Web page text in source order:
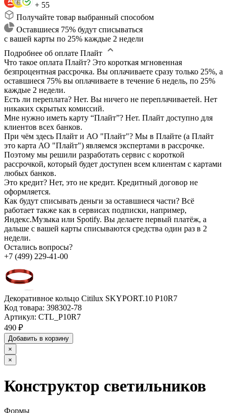
+ 55
Получайте товар выбранный способом
Оставшиеся 75% будут списываться
с вашей карты по 25% каждые 2 недели
Подробнее об оплате Плайт
Что такое оплата Плайт? Это короткая мгновенная
безпроцентная рассрочка. Вы оплачиваете сразу только 25%, а
оставшиеся 75% вы оплачиваете в течение 6 недель, по 25%
каждые 2 недели.
Есть ли переплата? Нет. Вы ничего не переплачиваетей. Нет
никаких скрытых комиссий.
Мне нужно иметь карту “Плайт”? Нет. Плайт доступно для
клиентов всех банков.
При чём здесь Плайт и АО "Плайт"? Мы в Плайте (а Плайт
это карта АО "Плайт") являемся экспертами в рассрочке.
Поэтому мы решили разработать сервис с короткой
рассрочкой, который будет доступен всем клиентам с картами
любых банков.
Это кредит? Нет, это не кредит. Кредитный договор не
оформляется.
Как будут списывать деньги за оставшиеся части? Всё
работает также как в сервисах подписки, например,
Яндекс.Музыка или Spotify. Вы делаете первый платёж, а
дальше с вашей карты списываются средства один раз в 2
недели.
Остались вопросы?
+7 (499) 229-41-00
Декоративное кольцо Citilux SKYPORT.10 P10R7
Код товара: 398302-78
Артикул: CTL_P10R7
490 ₽
Добавить в корзину
×
×
Конструктор светильников
Формы